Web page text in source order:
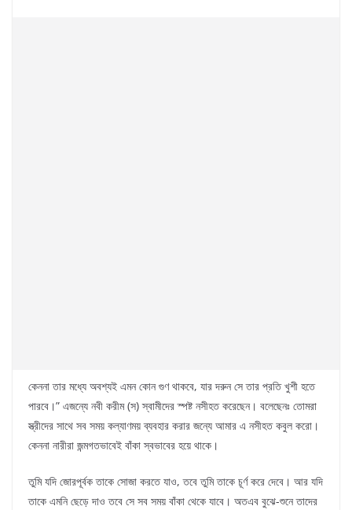
কেননা তার মধ্যে অবশ্যই এমন কোন গুণ থাকবে, যার দরুন সে তার প্রতি খুশী হতে
পারবে।” এজন্যে নবী করীম (স) স্বামীদের স্পষ্ট নসীহত করেছেন। বলেছেনঃ তোমরা
স্ত্রীদের সাথে সব সময় কল্যাণময় ব্যবহার করার জন্যে আমার এ নসীহত কবুল করো।
কেননা নারীরা জন্মগতভাবেই বাঁকা স্বভাবের হয়ে থাকে।
তুমি যদি জোরপূর্বক তাকে সোজা করতে যাও, তবে তুমি তাকে চূর্ণ করে দেবে। আর যদি
তাকে এমনি ছেড়ে দাও তবে সে সব সময় বাঁকা থেকে যাবে। অতএব বুঝে-শুনে তাদের